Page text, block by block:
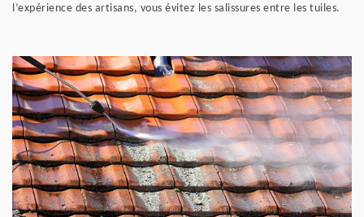
l’expérience des artisans, vous évitez les salissures entre les tuiles.